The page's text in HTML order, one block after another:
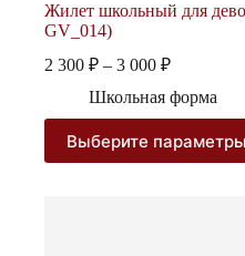
Жилет школьный для
GV_014)
2 300 ₽ – 3 000 ₽Диапазон
2
300 ₽
–
3
Школьная форма
Выберите параметры
Этот
товар
имеет